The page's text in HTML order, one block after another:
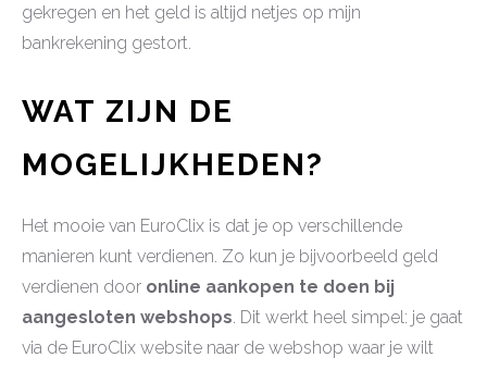
gekregen en het geld is altijd netjes op mijn
bankrekening gestort.
WAT ZIJN DE
MOGELIJKHEDEN?
Het mooie van EuroClix is dat je op verschillende
manieren kunt verdienen. Zo kun je bijvoorbeeld geld
verdienen door online aankopen te doen bij
aangesloten webshops. Dit werkt heel simpel: je gaat
via de EuroClix website naar de webshop waar je wilt